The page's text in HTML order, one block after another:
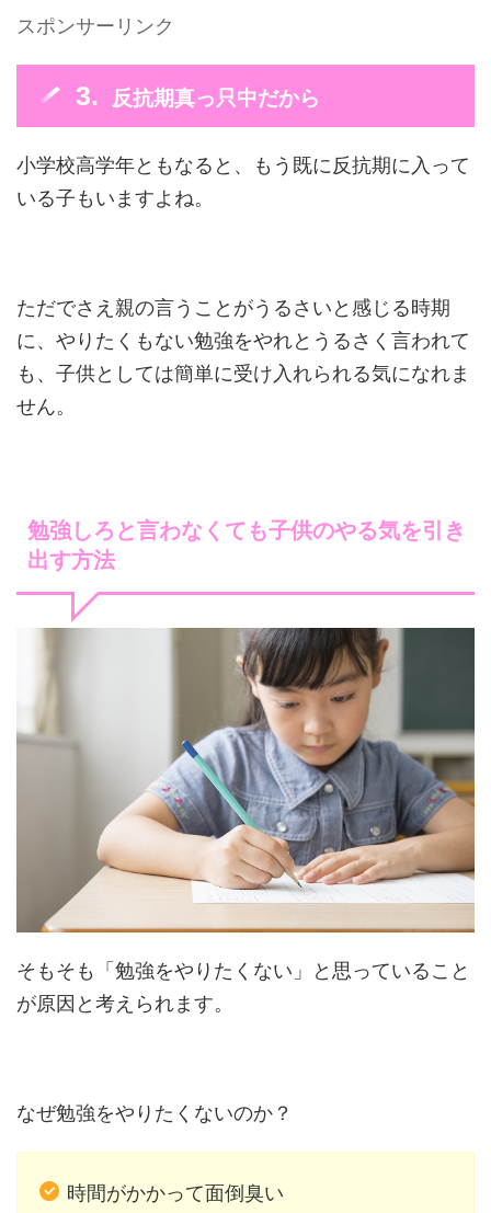
スポンサーリンク
反抗期真っ只中だから
小学校高学年ともなると、もう既に反抗期に入って
いる子もいますよね。
ただでさえ親の言うことがうるさいと感じる時期
に、やりたくもない勉強をやれとうるさく言われて
も、子供としては簡単に受け入れられる気になれま
せん。
勉強しろと言わなくても子供のやる気を引き
出す方法
そもそも「勉強をやりたくない」と思っていること
が原因と考えられます。
なぜ勉強をやりたくないのか？
時間がかかって面倒臭い